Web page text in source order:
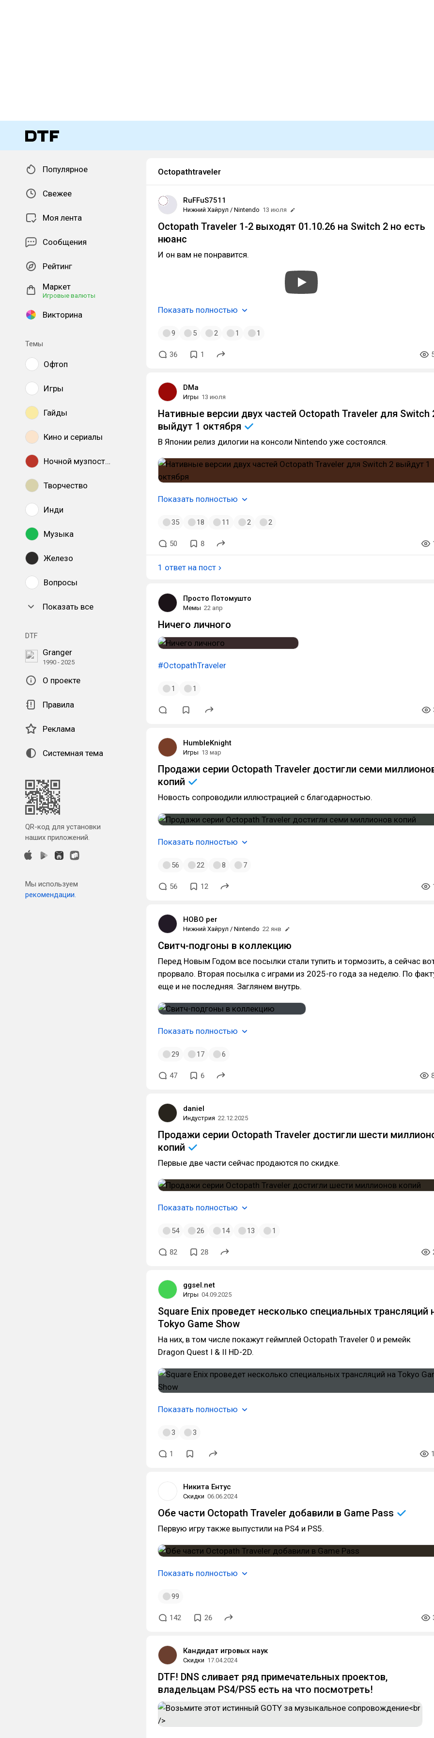
Популярное
Свежее
Моя лента
Сообщения
Рейтинг
Маркет
Игровые валюты
Викторина
Темы
Офтоп
Игры
Гайды
Кино и сериалы
Ночной музпостинг
Творчество
Инди
Музыка
Железо
Вопросы
Показать все
DTF
Granger
1990 - 2025
О проекте
Правила
Реклама
Системная тема
QR-код для установки
наших приложений.
Мы используем
рекомендации.
Octopathtraveler
RuFFuS7511
Нижний Хайрул / Nintendo 13 июля
Octopath Traveler 1-2 выходят 01.10.26 на Switch 2 но есть
нюанс
И он вам не понравится.
Показать полностью
9 5 2 1 1
36 1
DMa
Игры 13 июля
Нативные версии двух частей Octopath Traveler для Switch
выйдут 1 октября
В Японии релиз дилогии на консоли Nintendo уже состоялся.
Показать полностью
35 18 11 2 2
50 8
1 ответ на пост
Просто Потомушто
Мемы 22 апр
Ничего личного
#OctopathTraveler
1 1
HumbleKnight
Игры 13 мар
Продажи серии Octopath Traveler достигли семи
копий
Новость сопроводили иллюстрацией с благодарностью.
Показать полностью
56 22 8 7
56 12
HOBO per
Нижний Хайрул / Nintendo 22 янв
Свитч-подгоны в коллекцию
Перед Новым Годом все посылки стали тупить и тормозить, а сейчас
прорвало. Вторая посылка с играми из 2025-го года за неделю. По
еще и не последняя. Заглянем внутрь.
Показать полностью
29 17 6
47 6
daniel
Индустрия 22.12.2025
Продажи серии Octopath Traveler достигли шести
копий
Первые две части сейчас продаются по скидке.
Показать полностью
54 26 14 13 1
82 28
ggsel.net
Игры 04.09.2025
Square Enix проведет несколько специальных трансляций
Tokyo Game Show
На них, в том числе покажут геймплей Octopath Traveler 0 и ремейк
Dragon Quest I & II HD-2D.
Показать полностью
3 3
1
Никита Ентус
Скидки 06.06.2024
Обе части Octopath Traveler добавили в Game Pass
Первую игру также выпустили на PS4 и PS5.
Показать полностью
99
142 26
Кандидат игровых наук
Скидки 17.04.2024
DTF! DNS сливает ряд примечательных проектов,
владельцам PS4/PS5 есть на что посмотреть!